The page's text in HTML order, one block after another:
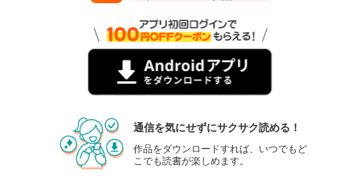
通信を気にせずにサクサク読める！
作品をダウンロードすれば、いつでもど
こでも読書が楽しめます。